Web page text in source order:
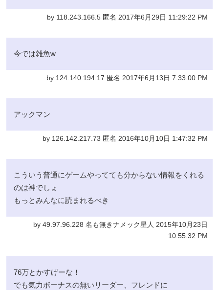
by 118.243.166.5 匿名 2017年6月29日 11:29:22 PM
今では雑魚w
by 124.140.194.17 匿名 2017年6月13日 7:33:00 PM
アックマン
by 126.142.217.73 匿名 2016年10月10日 1:47:32 PM
こういう普通にゲームやってても分からない情報をくれる
のは神でしょ
もっとみんなに読まれるべき
by 49.97.96.228 名も無きナメック星人 2015年10月23日
10:55:32 PM
76万とかすげーな！
でも気力ボーナスの無いリーダー、フレンドに